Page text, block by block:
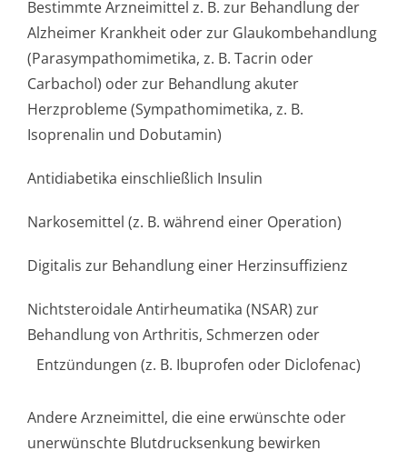
Bestimmte Arzneimittel z. B. zur Behandlung der
Alzheimer Krankheit oder zur Glaukombehandlung
(Parasympatho­mimetika, z. B. Tacrin oder
Carbachol) oder zur Behandlung akuter
Herzprobleme (Sympathomimetika, z. B.
Isoprenalin und Dobutamin)
Antidiabetika einschließlich Insulin
Narkosemittel (z. B. während einer Operation)
Digitalis zur Behandlung einer Herzinsuffizienz
Nichtsteroidale Antirheumatika (NSAR) zur
Behandlung von Arthritis, Schmerzen oder
Entzündungen (z. B. Ibuprofen oder Diclofenac)
Andere Arzneimittel, die eine erwünschte oder
unerwünschte Blutdrucksenkung bewirken